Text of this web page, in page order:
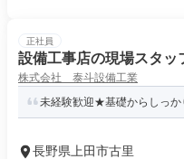
正社員
設備工事店の現場スタッ
株式会社 泰斗設備工業
未経験歓迎★基礎からしっか
長野県上田市古里